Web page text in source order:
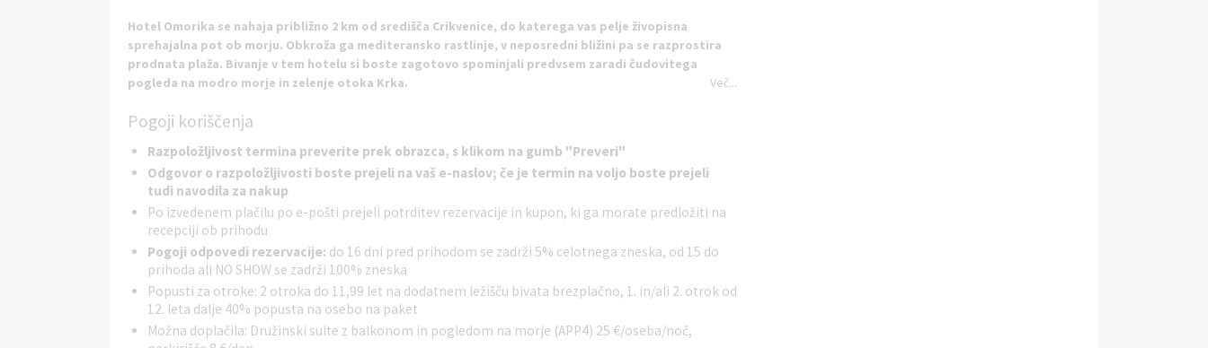
Hotel Omorika se nahaja približno 2 km od središča Crikvenice, do katerega vas pelje živopisna
sprehajalna pot ob morju. Obkroža ga mediteransko rastlinje, v neposredni bližini pa se razprostira
prodnata plaža. Bivanje v tem hotelu si boste zagotovo spominjali predvsem zaradi čudovitega
pogleda na modro morje in zelenje otoka Krka.
Hotel je bil prenovljen v letih 2015 in 2016, njegova velikost, prostorni hodniki in dvorane pa govorijo o glamurju
predajate sončnim žarkom. Na terasi hotela lahko uživate v prvi jutranji kavi, medtem ko vas božajo sončni žarki in
vetrič iz morja.
Hotel Omorika ima 115 sob, 234 ležišč. Sobe so prostorne, vse na morski strani in večina z balkonom.Superior
dvoposteljna soba z balkonom morska stran z dvemi dodatnimi ležišči:
tušem, klima, telefon, satelitska TV, minibar, sef, balkon s stoli in mizo.
Prodnata plaža pred hotelom je bogata s športnimi objekti in opremo za izposojo (ležalniki, senčniki), pedaline,
badminton, ... V bližini hotela je veliko vsebin za velike in majhne. Športna igrišča: Športni navdušenci lahko izbirajo
Več...
Pogoji koriščenja
Razpoložljivost termina preverite prek obrazca, s klikom na gumb "Preveri"
Odgovor o razpoložljivosti boste prejeli na vaš e-naslov; če je termin na voljo boste prejeli
tudi navodila za nakup
Po izvedenem plačilu po e-pošti prejeli potrditev rezervacije in kupon, ki ga morate predložiti na
recepciji ob prihodu
Pogoji odpovedi rezervacije: do 16 dni pred prihodom se zadrži 5% celotnega zneska, od 15 do
prihoda ali NO SHOW se zadrži 100% zneska
Popusti za otroke: 2 otroka do 11,99 let na dodatnem ležišču bivata brezplačno, 1. in/ali 2. otrok od
12. leta dalje 40% popusta na osebo na paket
Možna doplačila: Družinski suite z balkonom in pogledom na morje (APP4) 25 €/oseba/noč,